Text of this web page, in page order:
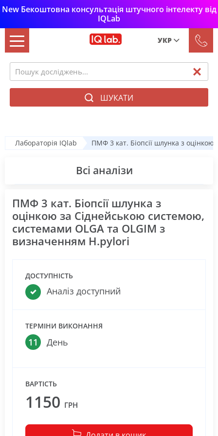
New Бекоштовна консультація штучного інтелекту від
IQLab
УКР
Укр
ШУКАТИ
Лабораторія IQlab ПМФ 3 кат. Біопсії шлунка з
Всі аналізи
ПМФ 3 кат. Біопсії шлунка з
оцінкою за Сіднейською системою,
системами OLGA та OLGIM з
визначенням H.pylori
ДОСТУПНІСТЬ
Аналіз доступний
ТЕРМІНИ ВИКОНАННЯ
11 День
ВАРТІСТЬ
1150 ГРН